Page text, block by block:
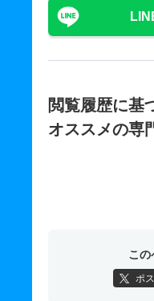
閲覧履歴に基
オススメの専
この
ポ